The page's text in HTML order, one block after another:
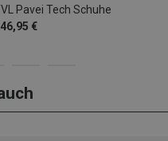
Pavei Tech Schuhe
€